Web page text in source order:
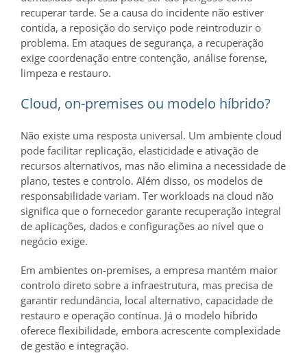
recuperar tarde. Se a causa do incidente não estiver
contida, a reposição do serviço pode reintroduzir o
problema. Em ataques de segurança, a recuperação
exige coordenação entre contenção, análise forense,
limpeza e restauro.
Cloud, on-premises ou modelo híbrido?
Não existe uma resposta universal. Um ambiente cloud
pode facilitar replicação, elasticidade e ativação de
recursos alternativos, mas não elimina a necessidade de
plano, testes e controlo. Além disso, os modelos de
responsabilidade variam. Ter workloads na cloud não
significa que o fornecedor garante recuperação integral
de aplicações, dados e configurações ao nível que o
negócio exige.
Em ambientes on-premises, a empresa mantém maior
controlo direto sobre a infraestrutura, mas precisa de
garantir redundância, local alternativo, capacidade de
restauro e operação contínua. Já o modelo híbrido
oferece flexibilidade, embora acrescente complexidade
de gestão e integração.